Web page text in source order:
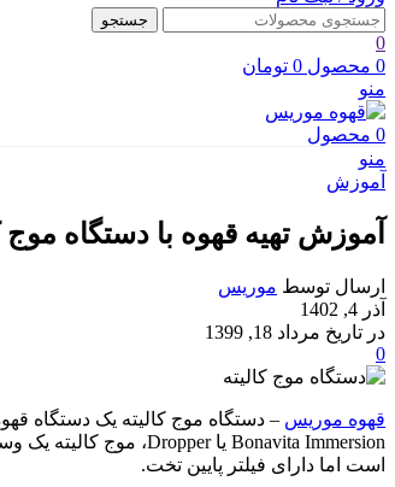
جستجو
0
0 محصول 0 تومان
منو
0 محصول
منو
آموزش
آموزش تهیه قهوه با دستگاه موج
ارسال توسط موریس
آذر 4, 1402
در تاریخ مرداد 18, 1399
0
قهوه موریس – دستگاه موج کالیته یک
است اما دارای فیلتر پایین تخت.